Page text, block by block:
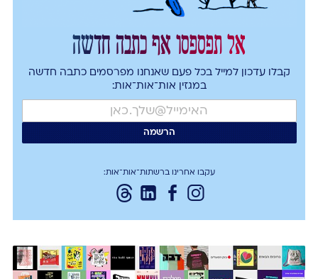
אל תפספסו אף כתבה חדשה
קבלו עדכון למייל בכל פעם שאנחנו מפרסמים כתבה חדשה
במגזין אות־אות־אות:
עקבו אחרינו ברשתות־אות־אות: